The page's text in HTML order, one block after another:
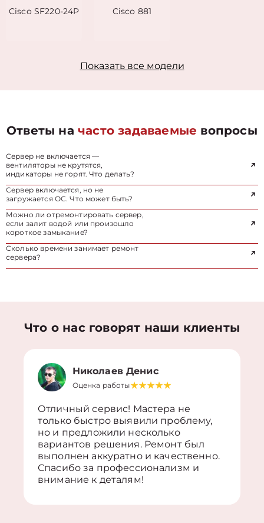
Cisco SF220-24P Cisco 881
Показать все модели
Ответы начасто задаваемые вопросы
Сервер не включается —
вентиляторы не крутятся,
индикаторы не горят. Что делать?
Сервер включается, но не
загружается ОС. Что может быть?
Можно ли отремонтировать сервер,
если залит водой или произошло
короткое замыкание?
Сколько времени занимает ремонт
сервера?
Что о нас говорят наши клиенты
Николаев Денис
Оценка работы
Отличный сервис! Мастера не
только быстро выявили проблему,
но и предложили несколько
вариантов решения. Ремонт был
выполнен аккуратно и качественно.
Спасибо за профессионализм и
внимание к деталям!